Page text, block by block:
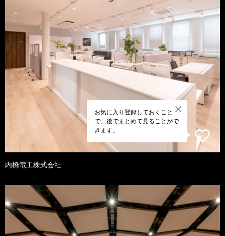
お気に入り登録しておくこと
で、後でまとめて見ることがで
きます。
内橋電工株式会社